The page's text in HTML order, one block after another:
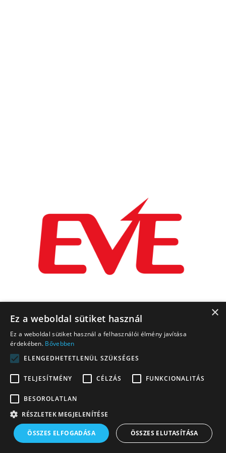
×
Ez a weboldal sütiket használ
Ez a weboldal sütiket használ a felhasználói élmény javítása
érdekében. Bővebben
ELENGEDHETETLENÜL SZÜKSÉGES
TELJESÍTMÉNY CÉLZÁS FUNKCIONALITÁS
BESOROLATLAN
RÉSZLETEK MEGJELENÍTÉSE
ÖSSZES ELFOGADÁSA ÖSSZES ELUTASÍTÁSA